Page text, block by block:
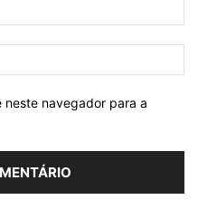
neste navegador para a